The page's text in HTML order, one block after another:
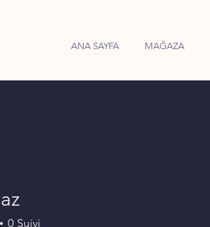
ANA SAYFA MAĞAZA
0 Suivi